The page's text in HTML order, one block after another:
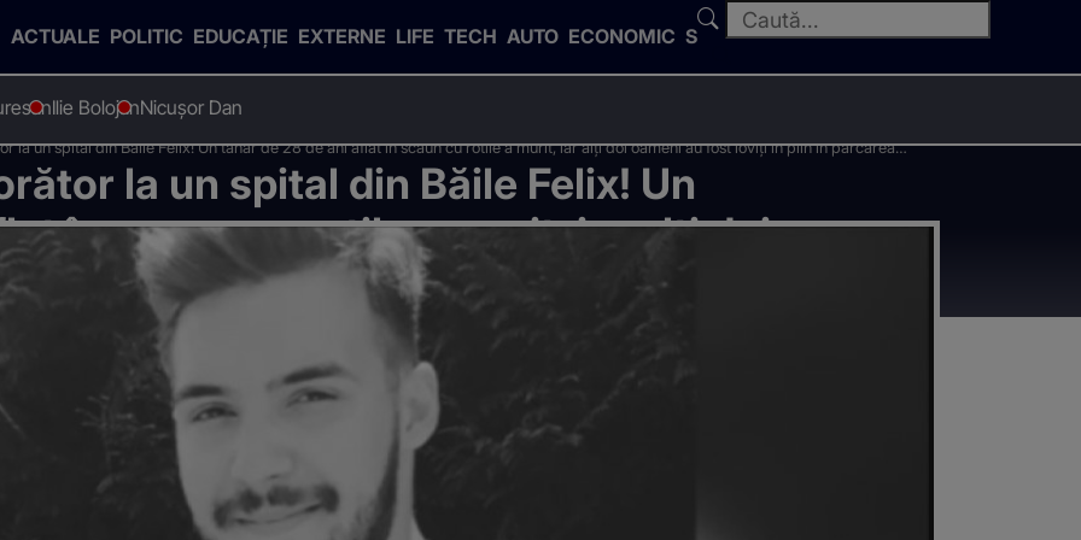
ACTUALE POLITIC EDUCAȚIE EXTERNE LIFE TECH AUTO ECONOMIC SPORT
Ilie BolojanNicușor Dan
la un spital din Băile Felix! Un tânăr de 28 de ani aflat în scaun cu rotile a murit, iar alți doi oameni au fost loviți în plin în parcarea
la un spital din Băile Felix! Un
în scaun cu rotile a murit, iar alți doi
plin în parcarea centrului medical